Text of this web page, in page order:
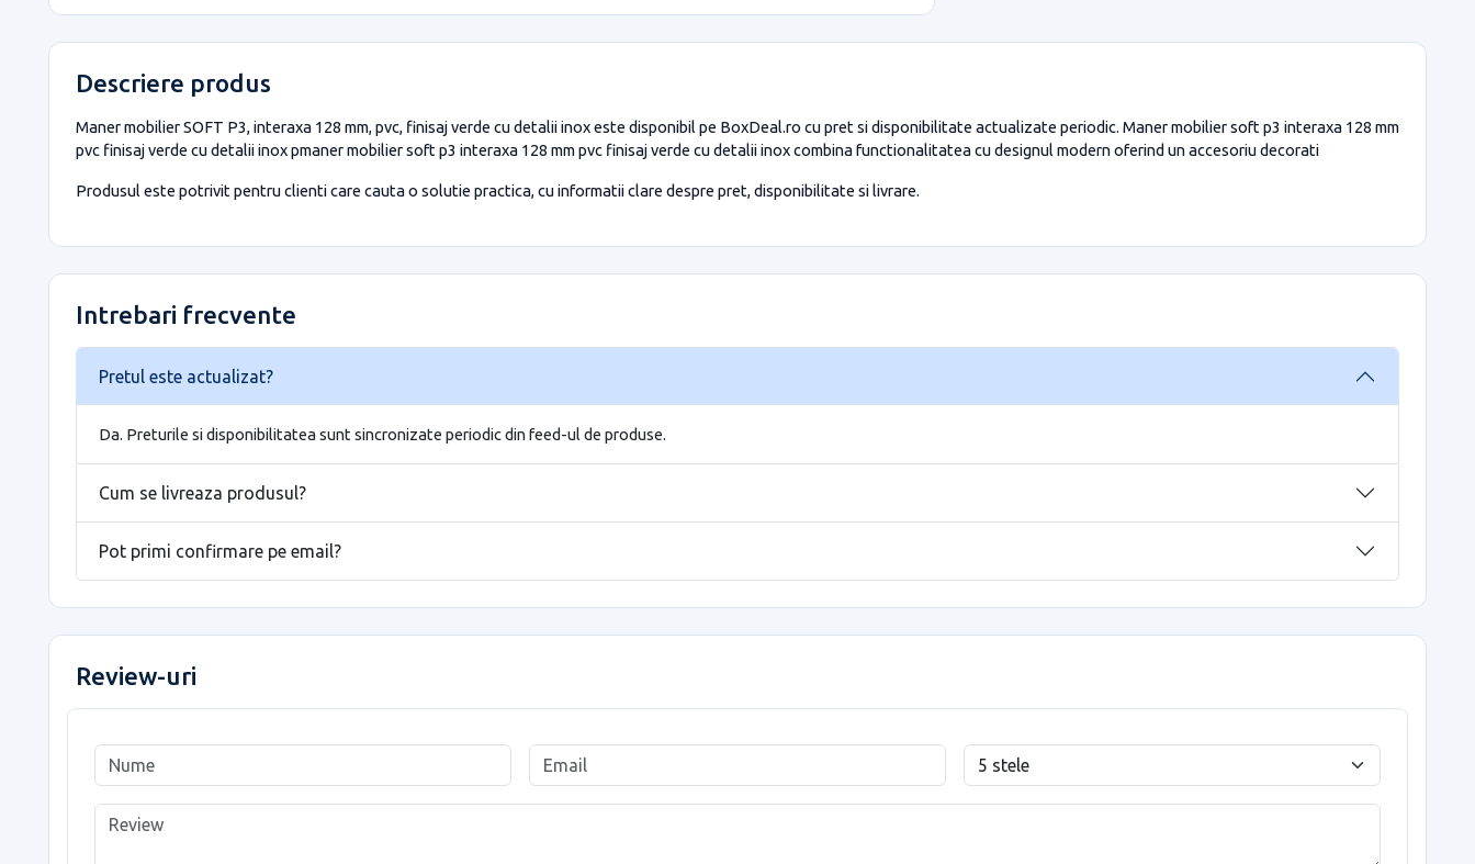
Descriere produs
Maner mobilier SOFT P3, interaxa 128 mm, pvc, finisaj verde cu detalii inox este disponibil pe BoxDeal.ro cu pret si disponibilitate actualizate periodic. Maner mobilier soft p3 interaxa 128 mm
pvc finisaj verde cu detalii inox pmaner mobilier soft p3 interaxa 128 mm pvc finisaj verde cu detalii inox combina functionalitatea cu designul modern oferind un accesoriu decorati
Produsul este potrivit pentru clienti care cauta o solutie practica, cu informatii clare despre pret, disponibilitate si livrare.
Intrebari frecvente
Pretul este actualizat?
Da. Preturile si disponibilitatea sunt sincronizate periodic din feed-ul de produse.
Cum se livreaza produsul?
Pot primi confirmare pe email?
Review-uri